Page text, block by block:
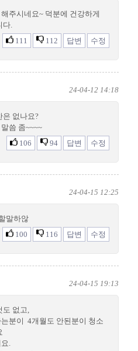
주시네요~ 덕분에 건강하게
다.
111
112 답변 수정
24-04-12 14:18
은 없나요?
씀 좀~~~~
106
94 답변 수정
24-04-15 12:25
말하않
100
116 답변 수정
24-04-15 19:13
도 없고,
분이 4개월도 안된분이 청소
.